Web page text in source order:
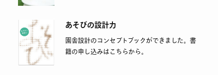
あそびの設計力
園舎設計のコンセプトブックができました。書
籍の申し込みはこちらから。